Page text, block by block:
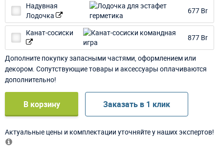
Надувная
Лодочка
677 Br
Канат-сосиски
877 Br
Дополните покупку запасными частями, оформлением или
декором. Сопутствующие товары и аксессуары оплачиваются
дополнительно!
В корзину Заказать в 1 клик
Актуальные цены и комплектации уточняйте у наших экспертов!